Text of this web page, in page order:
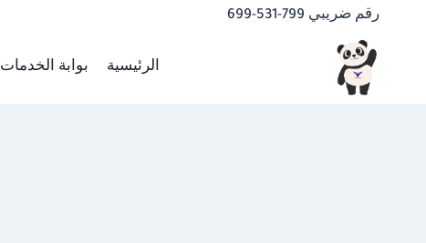
المحتوى
رقم ضريبي 799-531-699
الرئيسية بوابة الخدمات